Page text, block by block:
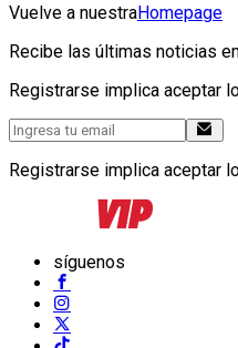
Vuelve a nuestraHomepage
Recibe las últimas noticias
Registrarse implica aceptar
Registrarse implica aceptar
síguenos